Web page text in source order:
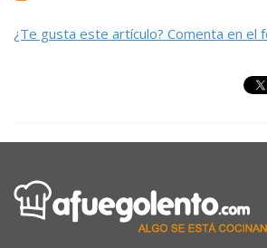
¿Te gusta este artículo? Comenta en el